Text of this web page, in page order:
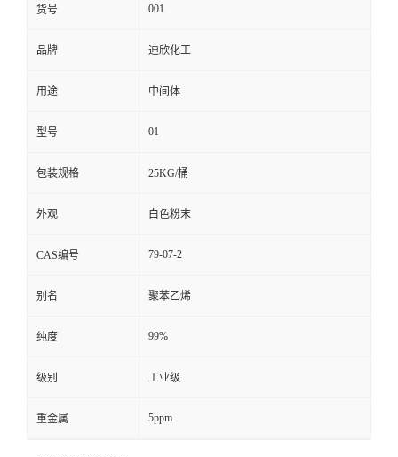
在
线
留
言
货号 001
品牌 迪欣化工
用途 中间体
型号 01
包装规格 25KG/桶
外观 白色粉末
CAS编号 79-07-2
别名 聚苯乙烯
纯度 99%
级别 工业级
重金属 5ppm